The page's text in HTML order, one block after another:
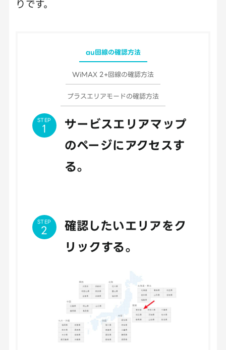
りです。
au回線の確認方法
WiMAX 2+回線の確認方法
プラスエリアモードの確認方法
STEP
サービスエリアマップ
のページにアクセスす
る。
STEP
確認したいエリアをク
リックする。